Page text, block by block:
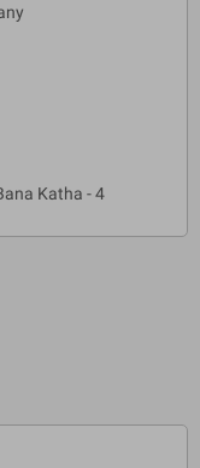
Katha - 4